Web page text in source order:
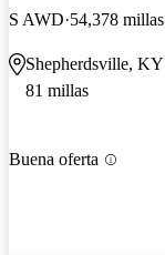
S AWD 54,378 millas
Shepherdsville, KY
81 millas
Buena oferta